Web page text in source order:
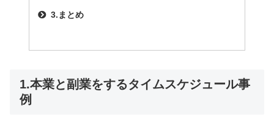
3.まとめ
1.本業と副業をするタイムスケジュール事
例